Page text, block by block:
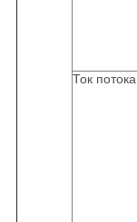
Ток потока